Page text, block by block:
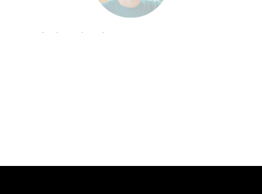
Ludovico Cianchetta Vazquez